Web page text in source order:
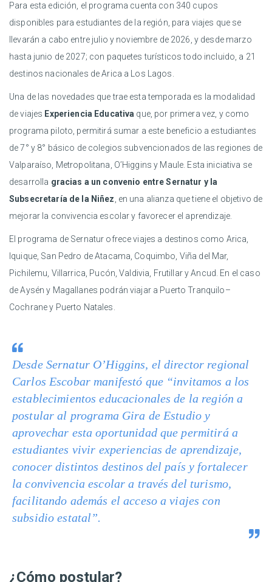
Para esta edición, el programa cuenta con 340 cupos
disponibles para estudiantes de la región, para viajes que se
llevarán a cabo entre julio y noviembre de 2026, y desde marzo
hasta junio de 2027; con paquetes turísticos todo incluido, a 21
destinos nacionales de Arica a Los Lagos.
Una de las novedades que trae esta temporada es la modalidad
de viajes Experiencia Educativa que, por primera vez, y como
programa piloto, permitirá sumar a este beneficio a estudiantes
de 7° y 8° básico de colegios subvencionados de las regiones de
Valparaíso, Metropolitana, O’Higgins y Maule. Esta iniciativa se
desarrolla gracias a un convenio entre Sernatur y la
Subsecretaría de la Niñez , en una alianza que tiene el objetivo de
mejorar la convivencia escolar y favorecer el aprendizaje.
El programa de Sernatur ofrece viajes a destinos como Arica,
Iquique, San Pedro de Atacama, Coquimbo, Viña del Mar,
Pichilemu, Villarrica, Pucón, Valdivia, Frutillar y Ancud. En el caso
de Aysén y Magallanes podrán viajar a Puerto Tranquilo–
Cochrane y Puerto Natales.
Desde Sernatur O’Higgins, el director regional
Carlos Escobar manifestó que “invitamos a los
establecimientos educacionales de la región a
postular al programa Gira de Estudio y
aprovechar esta oportunidad que permitirá a
estudiantes vivir experiencias de aprendizaje,
conocer distintos destinos del país y fortalecer
la convivencia escolar a través del turismo,
facilitando además el acceso a viajes con
subsidio estatal”.
¿Cómo postular?